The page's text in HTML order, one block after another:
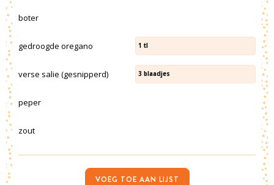
boter
gedroogde oregano 1 tl
verse salie (gesnipperd) 3 blaadjes
peper
zout
VOEG TOE AAN LIJST